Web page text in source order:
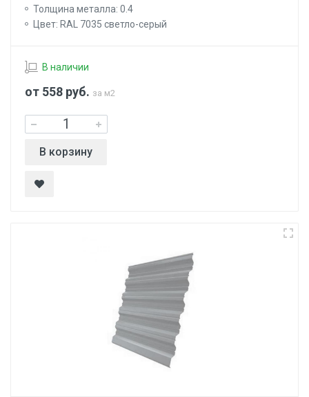
Толщина металла: 0.4
Цвет: RAL 7035 светло-серый
В наличии
от 558 руб. за м2
В корзину